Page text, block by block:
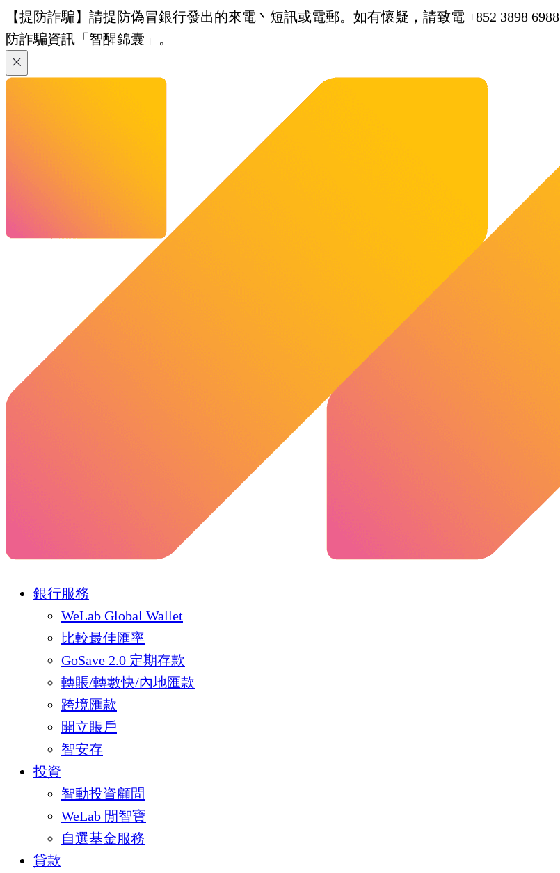
【提防詐騙】請提防偽冒銀行發出的來電丶短訊或電郵。如有懷疑，請致電 +852 3898
防詐騙資訊「智醒錦囊」。
銀行服務
WeLab Global Wallet
比較最佳匯率
GoSave 2.0 定期存款
轉賬/轉數快/內地匯款
跨境匯款
開立賬戶
智安存
投資
智動投資顧問
WeLab 閒智寶
自選基金服務
貸款